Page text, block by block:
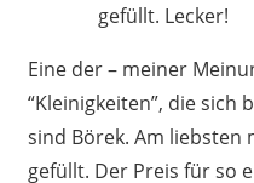
gefüllt. Lecker!
Eine der – meiner
“Kleinigkeiten”, die sich
sind Börek. Am liebsten
gefüllt. Der Preis für so